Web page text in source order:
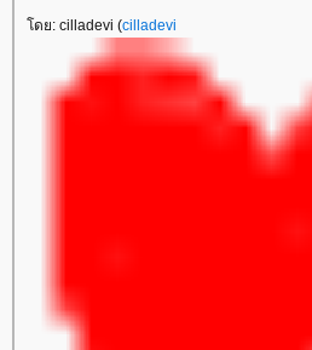
ดย: cilladevi (cilladevi